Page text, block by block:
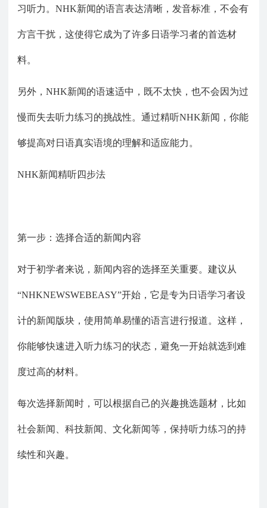
习听力。NHK新闻的语言表达清晰，发音标准，不会有
方言干扰，这使得它成为了许多日语学习者的首选材
料。
另外， NHK新闻的语速适中，既不太快，也不会因为过
慢而失去听力练习的挑战性。通过精听NHK新闻，你能
够提高对日语真实语境的理解和适应能力。
NHK新闻精听四步法
第一步：选择合适的新闻内容
对于初学者来说，新闻内容的选择至关重要。建议从
“NHKNEWSWEBEASY”开始，它是专为日语学习者设
计的新闻版块，使用简单易懂的语言进行报道。这样，
你能够快速进入听力练习的状态，避免一开始就选到难
度过高的材料。
每次选择新闻时，可以根据自己的兴趣挑选题材，比如
社会新闻、科技新闻、文化新闻等，保持听力练习的持
续性和兴趣。